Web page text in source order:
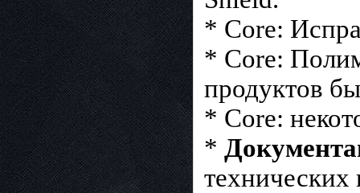
* Core:
* Core:
продуктов
* Core:
*